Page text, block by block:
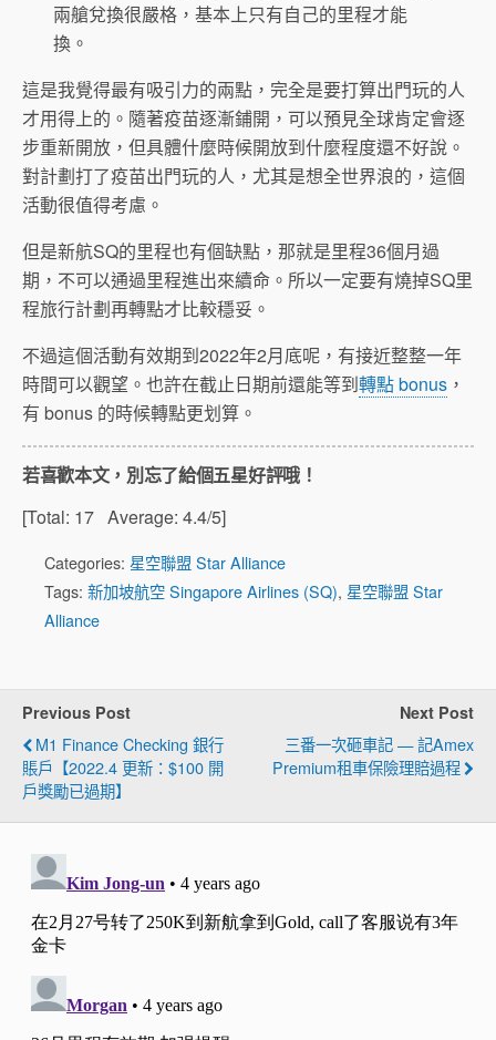
兩艙兌換很嚴格，基本上只有自己的里程才能
換。
這是我覺得最有吸引力的兩點，完全是要打算出門玩的人
才用得上的。隨著疫苗逐漸鋪開，可以預見全球肯定會逐
步重新開放，但具體什麼時候開放到什麼程度還不好說。
對計劃打了疫苗出門玩的人，尤其是想全世界浪的，這個
活動很值得考慮。
但是新航SQ的里程也有個缺點，那就是里程36個月過
期，不可以通過里程進出來續命。所以一定要有燒掉SQ里
程旅行計劃再轉點才比較穩妥。
不過這個活動有效期到2022年2月底呢，有接近整整一年
時間可以觀望。也許在截止日期前還能等到轉點 bonus ，
有 bonus 的時候轉點更划算。
若喜歡本文，別忘了給個五星好評哦！
[Total: 17 Average: 4.4/5]
Categories: 星空聯盟 Star Alliance
Tags: 新加坡航空 Singapore Airlines (SQ), 星空聯盟 Star
Alliance
Previous Post
M1 Finance Checking 銀行
賬戶【2022.4 更新：$100 開
戶獎勵已過期】
Next Post
三番一次砸車記 — 記Amex
Premium租車保險理賠過程